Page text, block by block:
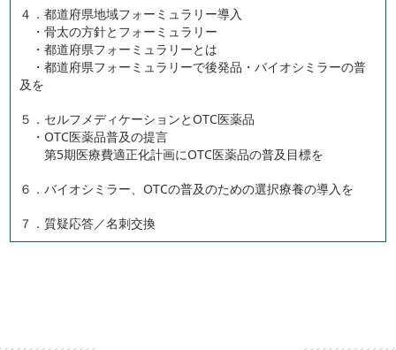
４．都道府県地域フォーミュラリー導入
・骨太の方針とフォーミュラリー
・都道府県フォーミュラリーとは
・都道府県フォーミュラリーで後発品・バイオシミラーの普
及を
５．セルフメディケーションとOTC医薬品
・OTC医薬品普及の提言
第5期医療費適正化計画にOTC医薬品の普及目標を
６．バイオシミラー、OTCの普及のための選択療養の導入を
７．質疑応答／名刺交換